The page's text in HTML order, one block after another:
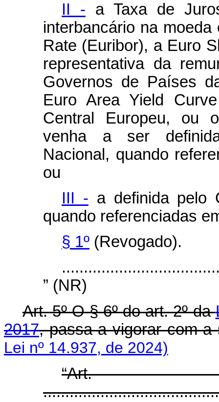
II - a Taxa de
interbancário na
Rate (Euribor), a Euro
representativa da
Governos de Países
Euro Area Yield
Central Europeu, ou
venha a ser
Nacional, quando
ou
III - a definida pelo
quando referenciadas
§ 1º (Revogado).
” (NR)
Art. 5º O § 6º do art. 2º da
2017, passa a vigorar com a
Lei nº 14.937, de 2024)